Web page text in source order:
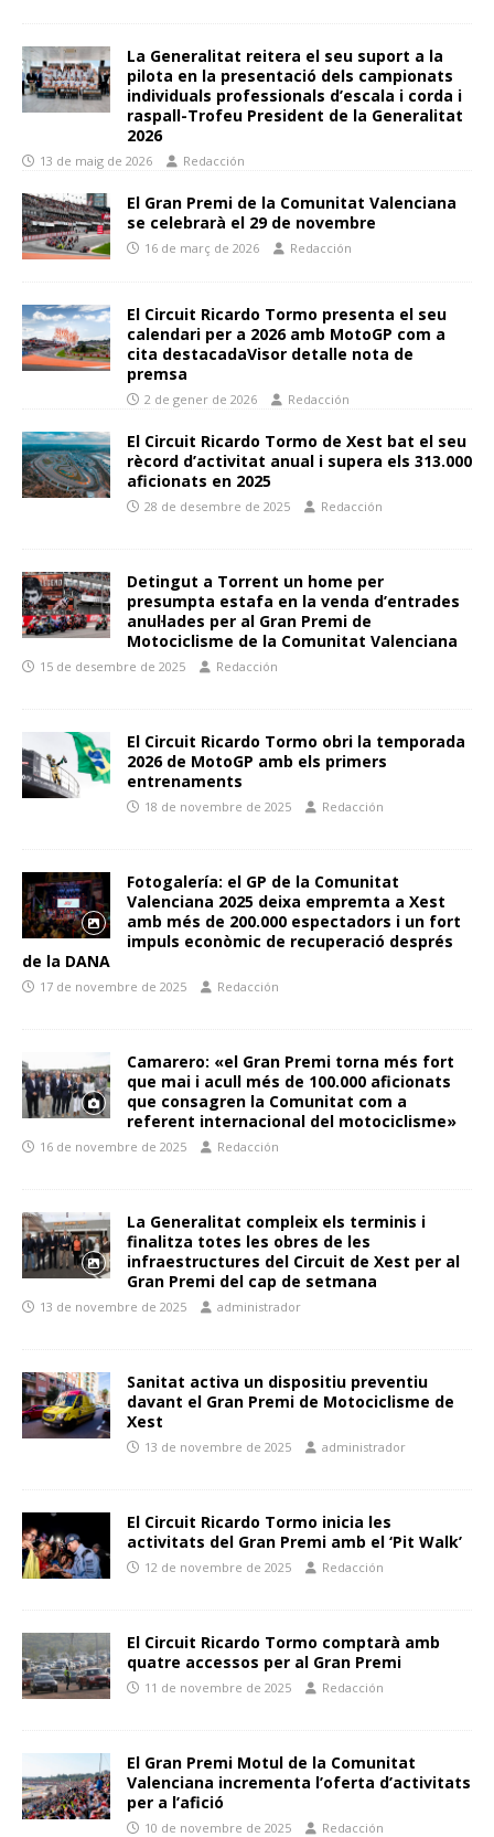
La Generalitat reitera el seu suport a la
pilota en la presentació dels campionats
individuals professionals d’escala i corda i
raspall-Trofeu President de la Generalitat
2026
13 de maig de 2026 Redacción
El Gran Premi de la Comunitat Valenciana
se celebrarà el 29 de novembre
16 de març de 2026 Redacción
El Circuit Ricardo Tormo presenta el seu
calendari per a 2026 amb MotoGP com a
cita destacadaVisor detalle nota de
premsa
2 de gener de 2026 Redacción
El Circuit Ricardo Tormo de Xest bat el seu
rècord d’activitat anual i supera els 313.000
aficionats en 2025
28 de desembre de 2025 Redacción
Detingut a Torrent un home per
presumpta estafa en la venda d’entrades
anul·lades per al Gran Premi de
Motociclisme de la Comunitat Valenciana
15 de desembre de 2025 Redacción
El Circuit Ricardo Tormo obri la temporada
2026 de MotoGP amb els primers
entrenaments
18 de novembre de 2025 Redacción
Fotogalería: el GP de la Comunitat
Valenciana 2025 deixa empremta a Xest
amb més de 200.000 espectadors i un fort
impuls econòmic de recuperació després
de la DANA
17 de novembre de 2025 Redacción
Camarero: «el Gran Premi torna més fort
que mai i acull més de 100.000 aficionats
que consagren la Comunitat com a
referent internacional del motociclisme»
16 de novembre de 2025 Redacción
La Generalitat compleix els terminis i
finalitza totes les obres de les
infraestructures del Circuit de Xest per al
Gran Premi del cap de setmana
13 de novembre de 2025 administrador
Sanitat activa un dispositiu preventiu
davant el Gran Premi de Motociclisme de
Xest
13 de novembre de 2025 administrador
El Circuit Ricardo Tormo inicia les
activitats del Gran Premi amb el ‘Pit Walk’
12 de novembre de 2025 Redacción
El Circuit Ricardo Tormo comptarà amb
quatre accessos per al Gran Premi
11 de novembre de 2025 Redacción
El Gran Premi Motul de la Comunitat
Valenciana incrementa l’oferta d’activitats
per a l’afició
10 de novembre de 2025 Redacción